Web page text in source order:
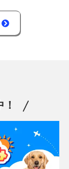
の告知欄に
場合は、動
ださい。月